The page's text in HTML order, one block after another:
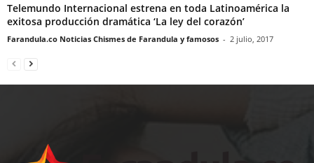
Telemundo Internacional estrena en toda Latinoamérica la
exitosa producción dramática ‘La ley del corazón’
Farandula.co Noticias Chismes de Farandula y famosos - 2 julio, 2017